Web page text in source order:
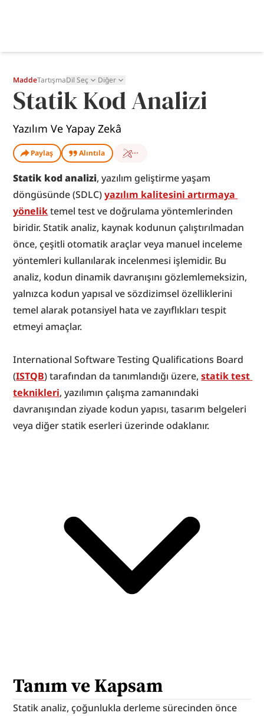
MaddeTartışmaDil Seç Diğer
Statik Kod Analizi
Yazılım Ve Yapay Zekâ
Paylaş Alıntıla
Statik kod analizi, yazılım geliştirme yaşam
döngüsünde (SDLC) yazılım kalitesini artırmaya
yönelik temel test ve doğrulama yöntemlerinden
biridir. Statik analiz, kaynak kodunun çalıştırılmadan
önce, çeşitli otomatik araçlar veya manuel inceleme
yöntemleri kullanılarak incelenmesi işlemidir. Bu
analiz, kodun dinamik davranışını gözlemlemeksizin,
yalnızca kodun yapısal ve sözdizimsel özelliklerini
temel alarak potansiyel hata ve zayıflıkları tespit
etmeyi amaçlar.
International Software Testing Qualifications Board
(ISTQB) tarafından da tanımlandığı üzere, statik test
teknikleri, yazılımın çalışma zamanındaki
davranışından ziyade kodun yapısı, tasarım belgeleri
veya diğer statik eserleri üzerinde odaklanır.
Tanım ve Kapsam
Statik analiz, çoğunlukla derleme sürecinden önce